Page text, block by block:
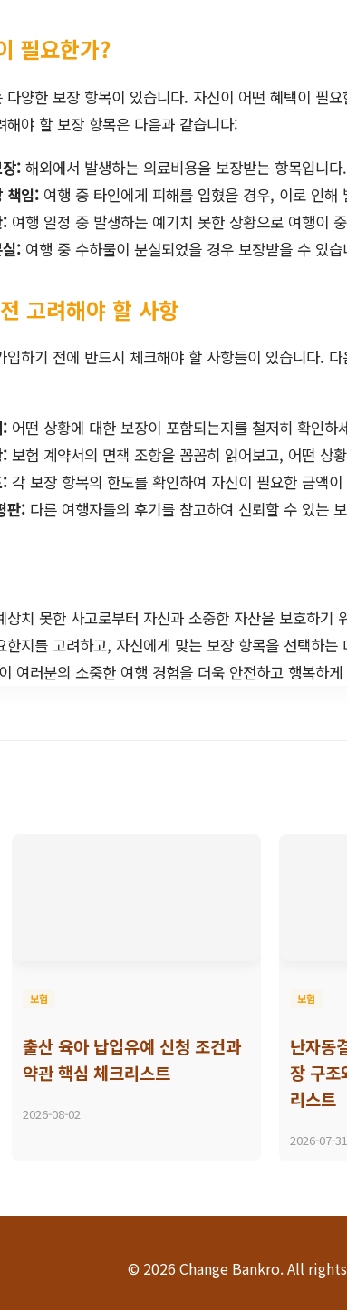
필요한가?
다양한 보장 항목이 있습니다. 자신이 어떤 혜택이 필
해야 할 보장 항목은 다음과 같습니다:
: 해외에서 발생하는 의료비용을 보장받는 항목입니다.
책임: 여행 중 타인에게 피해를 입혔을 경우, 이로 인해
: 여행 일정 중 발생하는 예기치 못한 상황으로 여행이
: 여행 중 수하물이 분실되었을 경우 보장받을 수 있습
고려해야 할 사항
입하기 전에 반드시 체크해야 할 사항들이 있습니다.
: 어떤 상황에 대한 보장이 포함되는지를 철저히 확인하
: 보험 계약서의 면책 조항을 꼼꼼히 읽어보고, 어떤 상
: 각 보장 항목의 한도를 확인하여 자신이 필요한 금액
판: 다른 여행자들의 후기를 참고하여 신뢰할 수 있는
상치 못한 사고로부터 자신과 소중한 자산을 보호하기
한지를 고려하고, 자신에게 맞는 보장 항목을 선택하는
여러분의 소중한 여행 경험을 더욱 안전하고 행복하
보험
출산 육아 납입유예 신청 조건과
약관 핵심 체크리스트
2026-08-02
보험
난자동
장 구조
리스트
2026-07-31
© 2026 Change Bankro. All